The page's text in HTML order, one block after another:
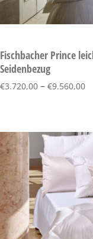
Fischbacher Prince
Seidenbezug
€3.720,00 – €9.560,00